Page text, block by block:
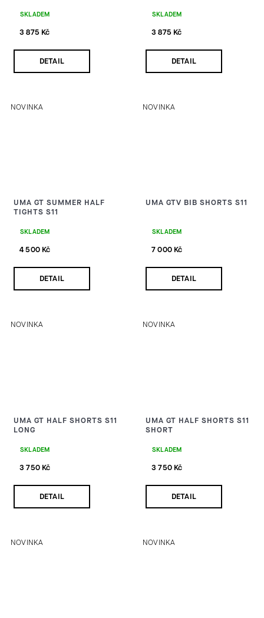
SKLADEM
3 875 Kč
DETAIL
SKLADEM
3 875 Kč
DETAIL
NOVINKA
UMA GT SUMMER HALF
TIGHTS S11
SKLADEM
4 500 Kč
DETAIL
NOVINKA
UMA GTV BIB SHORTS S11
SKLADEM
7 000 Kč
DETAIL
NOVINKA
UMA GT HALF SHORTS S11
LONG
SKLADEM
3 750 Kč
DETAIL
NOVINKA
UMA GT HALF SHORTS S11
SHORT
SKLADEM
3 750 Kč
DETAIL
NOVINKA NOVINKA